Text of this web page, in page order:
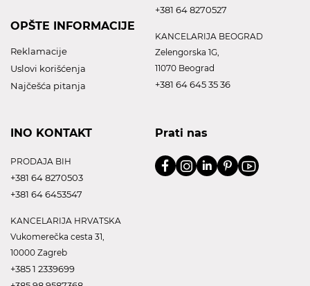
OPŠTE INFORMACIJE
Reklamacije
Uslovi korišćenja
Najčešća pitanja
+381 64 8270527
KANCELARIJA BEOGRAD
Zelengorska 1G,
11070 Beograd
+381 64 645 35 36
INO KONTAKT
PRODAJA BIH
+381 64 8270503
+381 64 6453547
KANCELARIJA HRVATSKA
Vukomerečka cesta 31,
10000 Zagreb
+385 1 2339699
Prati nas